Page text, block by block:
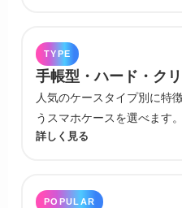
TYPE
手帳型・ハード・ク
人気のケースタイプ別に特
うスマホケースを選べます。
詳しく見る
POPULAR